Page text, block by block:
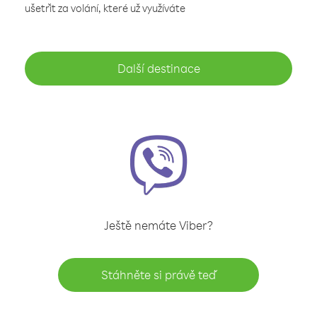
ušetřit za volání, které už využíváte
Další destinace
Ještě nemáte Viber?
Stáhněte si právě teď